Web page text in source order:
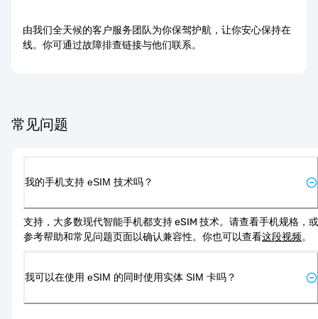
由我们全天候的客户服务团队为你保驾护航，让你安心保持在
线。你可通过故障排查链接与他们联系。
常见问题
我的手机支持 eSIM 技术吗？
支持，大多数现代智能手机都支持 eSIM 技术。请查看手机规格，或
参考帮助和常见问题页面以确认兼容性。你也可以查看这段视频。
我可以在使用 eSIM 的同时使用实体 SIM 卡吗？